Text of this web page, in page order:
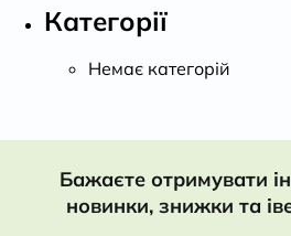
Категорії
Немає категорій
Бажаєте отримувати
новинки, знижки та